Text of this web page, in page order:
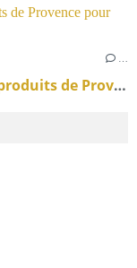
Le Petit Olivier respectons les bons produits de Provence pour notre hygiène beauté